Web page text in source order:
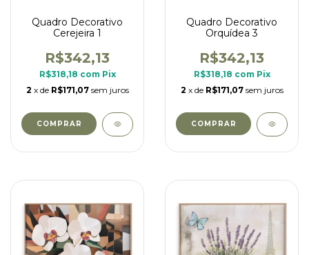
Quadro Decorativo
Cerejeira 1
R$342,13
R$318,18 com Pix
2 x de R$171,07 sem juros
COMPRAR
Quadro Decorativo
Orquídea 3
R$342,13
R$318,18 com Pix
2 x de R$171,07 sem juros
COMPRAR